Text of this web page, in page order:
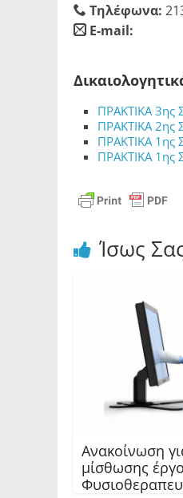
Τηλέφωνα:
E-mail:
ΠΡΑΚΤΙΚΑ 3ης
ΠΡΑΚΤΙΚΑ 2ης
ΠΡΑΚΤΙΚΑ 1ης
ΠΡΑΚΤΙΚΑ 1ης
Ίσως
Ανακοίνωση
μίσθωσης